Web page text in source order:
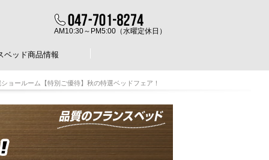
AM10:30～PM5:00（水曜定休日）
ベッド商品情報
ョールーム【特別ご優待】秋の特選ベッドフェア！